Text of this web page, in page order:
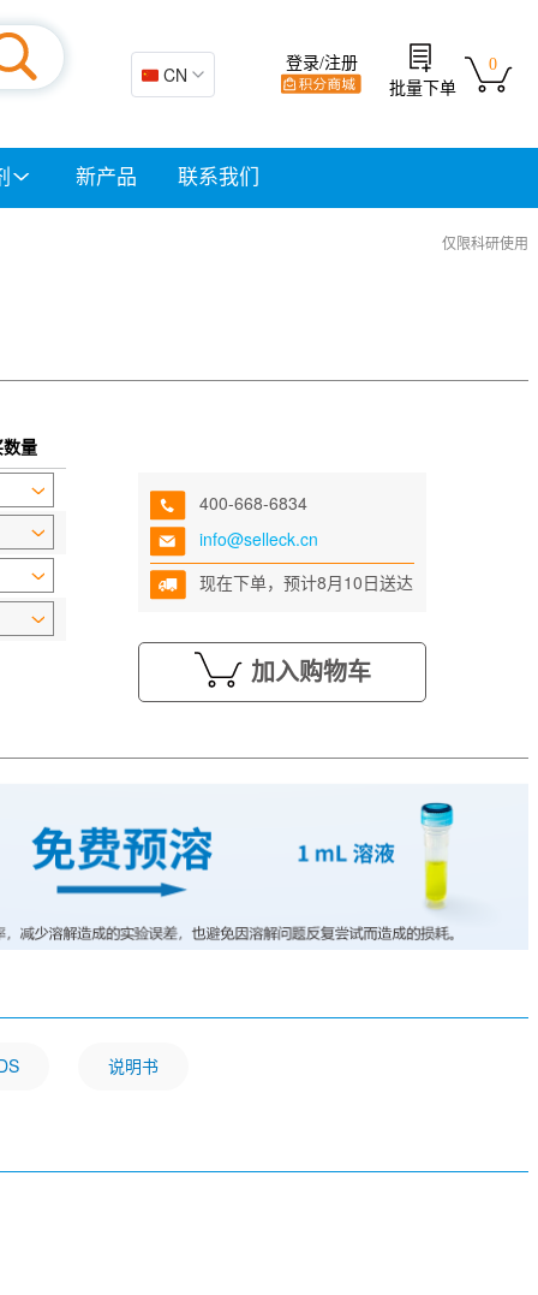
🇨🇳 CN
0
批量下单
登录/注册
新产品 联系我们
仅限科研使用
量
400-668-6834
info@selleck.cn
现在下单，预计8月10日送达
加入购物车
说明书